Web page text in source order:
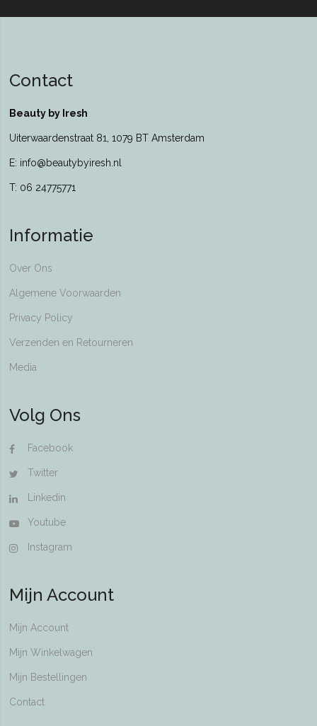
Contact
Beauty by Iresh
Uiterwaardenstraat 81, 1079 BT Amsterdam
E: info@beautybyiresh.nl
T: 06 24775771
Informatie
Over Ons
Algemene Voorwaarden
Privacy Policy
Verzenden en Retourneren
Media
Volg Ons
Facebook
Twitter
Linkedin
Youtube
Instagram
Mijn Account
Mijn Account
Mijn Winkelwagen
Mijn Bestellingen
Contact